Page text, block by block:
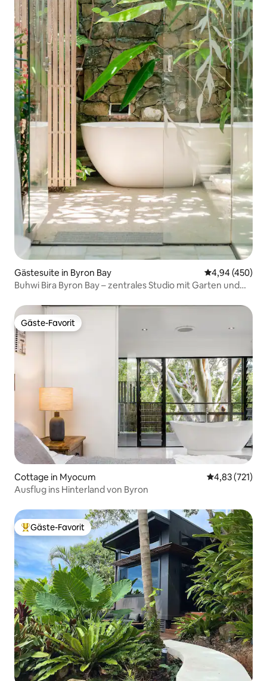
Gästesuite in Byron Bay
4,94 (450)
Buhwi Bira Byron Bay – zentrales Studio mit Garten und
Gäste-Favorit
Gäste-Favorit
Cottage in Myocum
4,83 (721)
Ausflug ins Hinterland von Byron
Beliebter Gäste-Favorit.
Gäste-Favorit